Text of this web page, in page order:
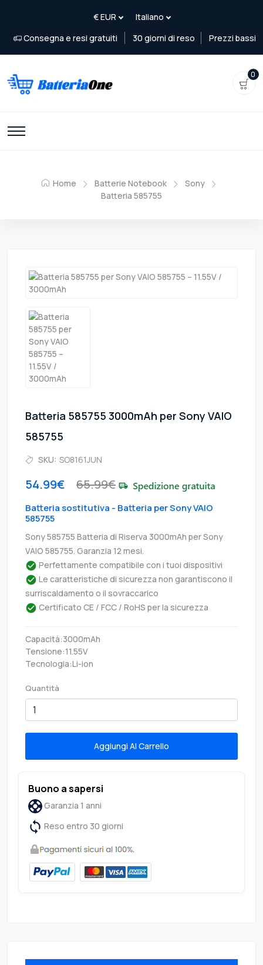
Consegna e resi gratuiti 30 giorni di reso Prezzi bassi
0
Home Batterie Notebook
Sony
Batteria 585755
Batteria 585755 3000mAh per Sony VAIO
585755
SKU: SO8161JUN
54.99€ 65.99€
Batteria sostitutiva - Batteria per Sony VAIO
585755
Sony 585755 Batteria di Riserva 3000mAh per Sony
VAIO 585755. Garanzia 12 mesi.
Perfettamente compatibile con i tuoi dispositivi
Le caratteristiche di sicurezza non garantiscono il
surriscaldamento o il sovraccarico
Certificato CE / FCC / RoHS per la sicurezza
Capacità:3000mAh
Tensione:11.55V
Tecnologia:Li-ion
Quantità
Aggiungi Al Carrello
Buono a sapersi
Garanzia 1 anni
Reso entro 30 giorni